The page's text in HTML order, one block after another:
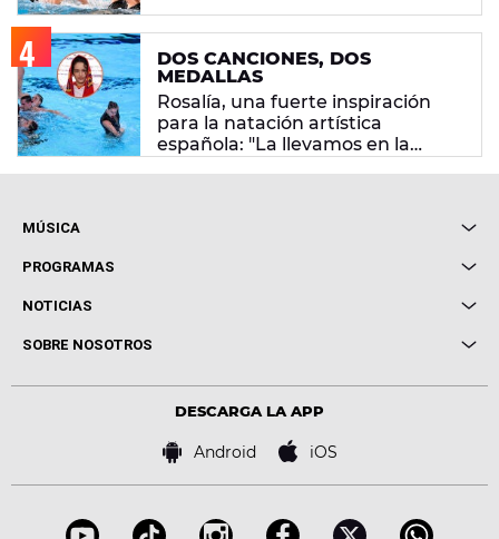
DOS CANCIONES, DOS
MEDALLAS
Rosalía, una fuerte inspiración
para la natación artística
española: "La llevamos en la
MÚSICA
Local de Ensayo Europa FM
Conciertos
PROGRAMAS
Cuerpos especiales
Locutores Europa FM
NOTICIAS
Cine y Televisión
Virales
SOBRE NOSOTROS
Bases de concursos
DESCARGA LA APP
Android iOS